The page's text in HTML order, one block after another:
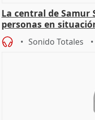
La central de Samur
personas en
de Calor
Sonido Totales